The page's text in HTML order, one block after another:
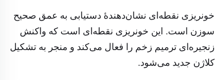
خونریزی نقطه‌ای نشان‌دهندهٔ دستیابی به عمق صحیح
سوزن است. این خونریزی نقطه‌ای است که واکنش
زنجیره‌ای ترمیم زخم را فعال می‌کند و منجر به تشکیل
کلاژن جدید می‌شود.